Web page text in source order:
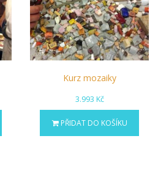
Kurz mozaiky
3.993 Kč
PŘIDAT DO KOŠÍKU